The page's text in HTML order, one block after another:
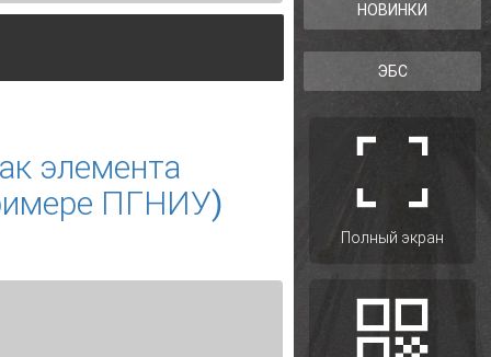
элемента
ПГНИУ)
НОВИНКИ
ЭБС
Полный экран